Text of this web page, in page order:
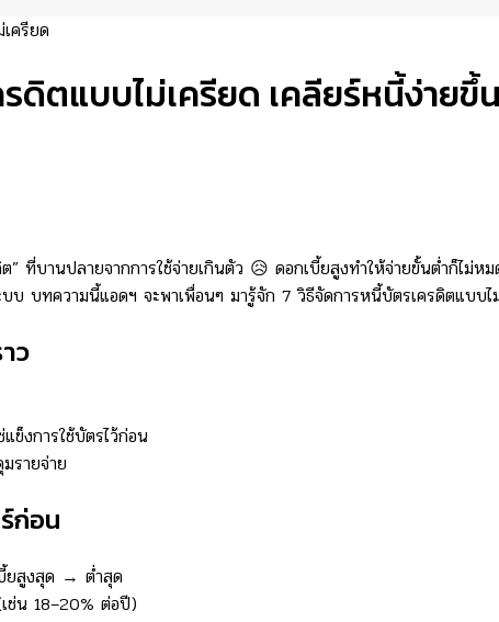
ดิตแบบไม่เครียด เคลียร์หนี้ง่ายขึ้
ที่บานปลายจากการใช้จ่ายเกินตัว 😥 ดอกเบี้ยสูงทำให้จ่ายขั้นต่ำก็ไม่
บ บทความนี้แอดฯ จะพาเพื่อนๆ มารู้จัก 7 วิธีจัดการหนี้บัตรเครดิตแบบไ
ว
ข็งการใช้บัตรไว้ก่อน
รายจ่าย
ก่อน
ยสูงสุด → ต่ำสุด
ช่น 18–20% ต่อปี)